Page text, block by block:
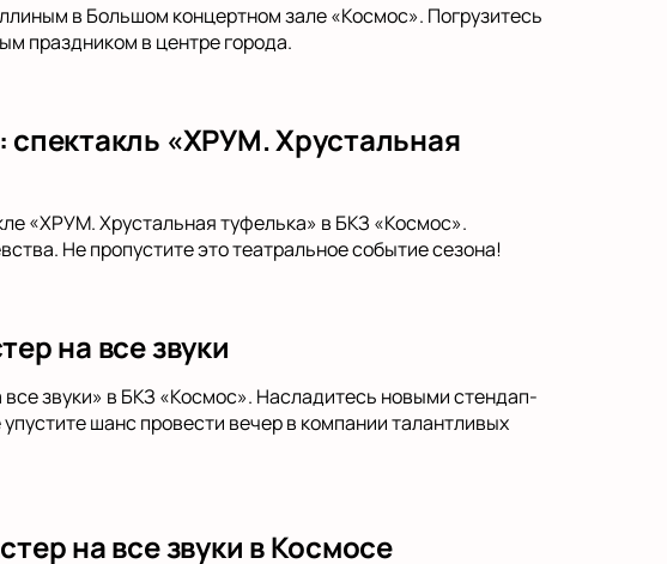
в Большом концертном зале «Космос». Погрузитесь
праздником в центре города.
«ХРУМ. Хрустальная
«ХРУМ. Хрустальная туфелька» в БКЗ «Космос».
Не пропустите это театральное событие сезона!
на все звуки
звуки» в БКЗ «Космос». Насладитесь новыми стендап-
шанс провести вечер в компании талантливых
на все звуки в Космосе